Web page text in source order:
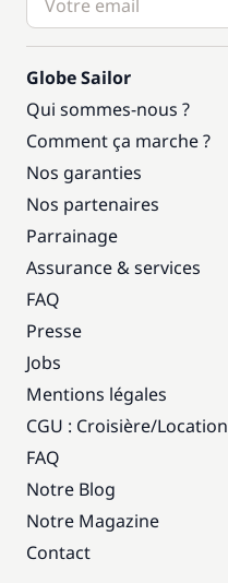
Globe Sailor
Qui sommes-nous ?
Comment ça marche ?
Nos garanties
Nos partenaires
Parrainage
Assurance & services
FAQ
Presse
Jobs
Mentions légales
CGU : Croisière/Location
FAQ
Notre Blog
Notre Magazine
Contact